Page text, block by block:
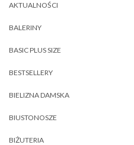
AKTUALNOŚCI
BALERINY
BASIC PLUS SIZE
BESTSELLERY
BIELIZNA DAMSKA
BIUSTONOSZE
BIŻUTERIA